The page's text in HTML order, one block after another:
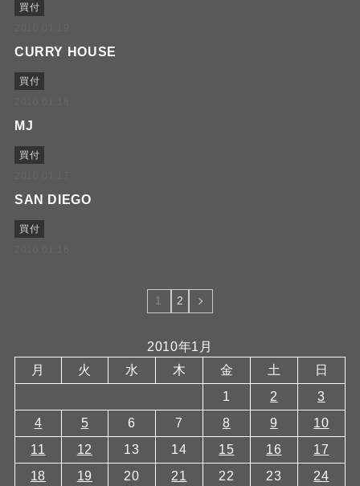
買付
CURRY HOUSE
買付
MJ
買付
SAN DIEGO
買付
1 2
2010年1月
月
火 水 木 金 土
日
1
2
3
4
5 6 7 8 9
10
11
12 13 14 15 16
17
18
19 20 21 22 23 24